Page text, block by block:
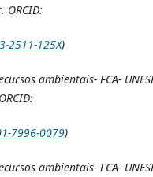
ORCID:
2511-125X)
ambientais- FCA-
7996-0079)
ambientais- FCA-